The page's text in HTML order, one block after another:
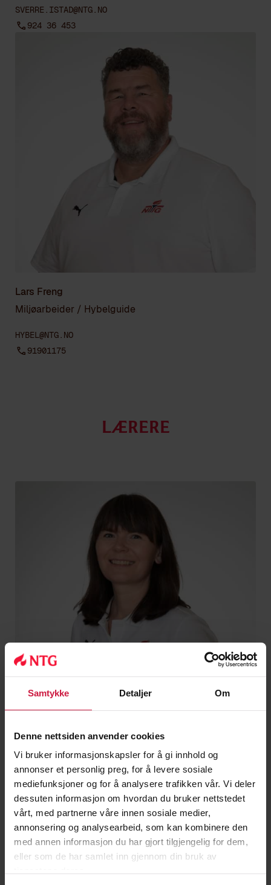
Samtykke Detaljer Om
Denne nettsiden anvender cookies
Vi bruker informasjonskapsler for å gi innhold og
annonser et personlig preg, for å levere sosiale
mediefunksjoner og for å analysere trafikken vår. Vi deler
dessuten informasjon om hvordan du bruker nettstedet
vårt, med partnerne våre innen sosiale medier,
annonsering og analysearbeid, som kan kombinere den
med annen informasjon du har gjort tilgjengelig for dem,
eller som de har samlet inn gjennom din bruk av
SVERRE.ISTAD@NTG.NO
924 36 453
Lars Freng
Miljøarbeider / Hybelguide
HYBEL@NTG.NO
91901175
Lærere
Anne Ekre
Lærer norsk
ANEK@NTG.NO
41619908